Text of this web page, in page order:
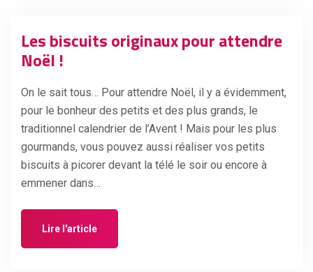
Les biscuits originaux pour attendre
Noël !
On le sait tous… Pour attendre Noël, il y a évidemment,
pour le bonheur des petits et des plus grands, le
traditionnel calendrier de l’Avent ! Mais pour les plus
gourmands, vous pouvez aussi réaliser vos petits
biscuits à picorer devant la télé le soir ou encore à
emmener dans…
Lire l'article